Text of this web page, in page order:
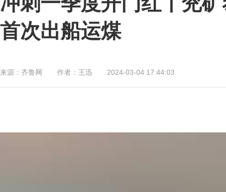
首次出船运煤
来源： 齐鲁网 作者： 王迅 2024-03-04 17:44:03